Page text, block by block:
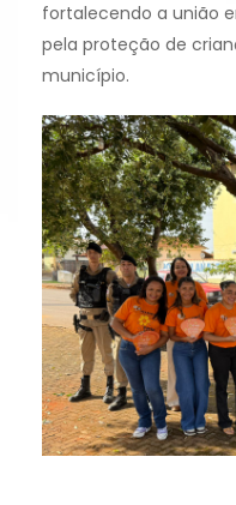
fortalecendo a união
pela proteção de
município.